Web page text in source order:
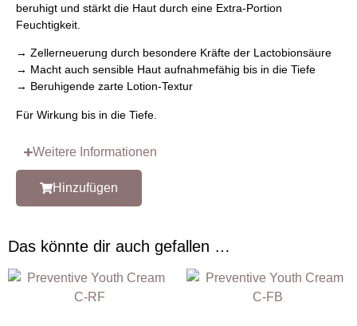
beruhigt und stärkt die Haut durch eine Extra-Portion
Feuchtigkeit.
→ Zellerneuerung durch besondere Kräfte der Lactobionsäure
→ Macht auch sensible Haut aufnahmefähig bis in die Tiefe
→ Beruhigende zarte Lotion-Textur
Für Wirkung bis in die Tiefe.
Weitere Informationen
Hinzufügen
Das könnte dir auch gefallen …